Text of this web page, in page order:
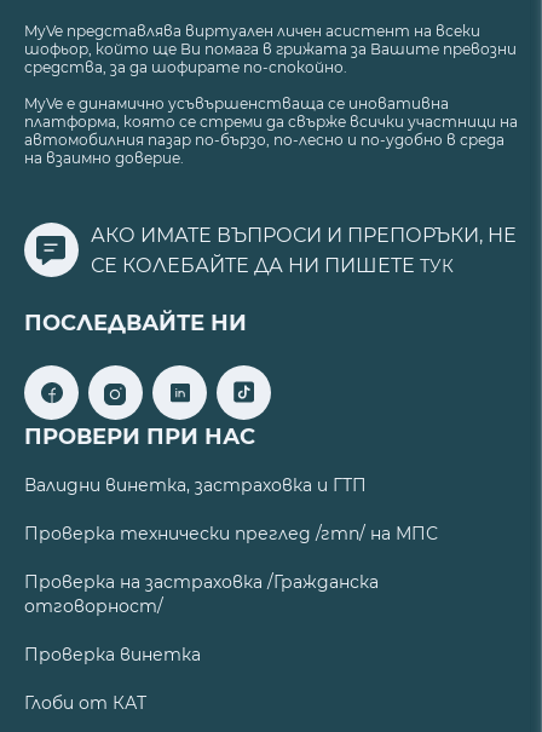
MyVe представлява виртуален личен асистент на всеки
шофьор, който ще Ви помага в грижата за Вашите превозни
средства, за да шофирате по-спокойно.
MyVe е динамично усъвършенстваща се иновативна
платформа, която се стреми да свърже всички участници на
автомобилния пазар по-бързо, по-лесно и по-удобно в среда
на взаимно доверие.
АКО ИМАТЕ ВЪПРОСИ И ПРЕПОРЪКИ, НЕ
СЕ КОЛЕБАЙТЕ ДА НИ ПИШЕТЕ ТУК
ПОСЛЕДВАЙТЕ НИ
ПРОВЕРИ ПРИ НАС
Валидни винетка, застраховка и ГТП
Проверка технически преглед /гтп/ на МПС
Проверка на застраховка /Гражданска
отговорност/
Проверка винетка
Глоби от КАТ